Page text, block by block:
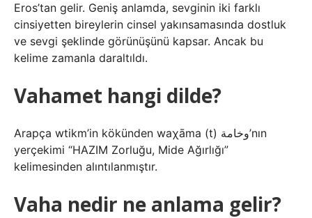
Eros’tan gelir. Geniş anlamda, sevginin iki farklı
cinsiyetten bireylerin cinsel yakınsamasında dostluk
ve sevgi şeklinde görünüşünü kapsar. Ancak bu
kelime zamanla daraltıldı.
Vahamet hangi dilde?
Arapça wtikm’in kökünden waχāma (t) وخامة’nın
yerçekimi “HAZIM Zorluğu, Mide Ağırlığı”
kelimesinden alıntılanmıştır.
Vaha nedir ne anlama gelir?